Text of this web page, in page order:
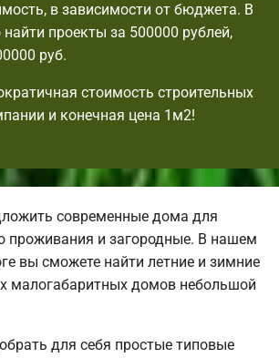
в зависимости от бюджета. В
проекты за 500000 рублей,
руб.
стоимость строительных
и конечная цена 1м2!
современные дома для
проживания и загородные. В нашем
вы сможете найти летние и зимние
малогабаритных домов небольшой
для себя простые типовые